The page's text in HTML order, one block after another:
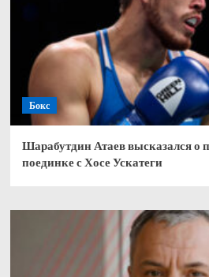
Бокс
Шарабутдин Атаев высказался о
поединке с Хосе Ускатеги